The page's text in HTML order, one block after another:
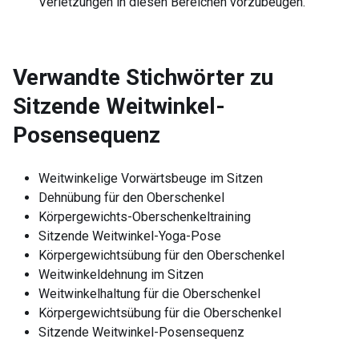
Verwandte Stichwörter zu
Sitzende Weitwinkel-
Posensequenz
Weitwinkelige Vorwärtsbeuge im Sitzen
Dehnübung für den Oberschenkel
Körpergewichts-Oberschenkeltraining
Sitzende Weitwinkel-Yoga-Pose
Körpergewichtsübung für den Oberschenkel
Weitwinkeldehnung im Sitzen
Weitwinkelhaltung für die Oberschenkel
Körpergewichtsübung für die Oberschenkel
Sitzende Weitwinkel-Posensequenz